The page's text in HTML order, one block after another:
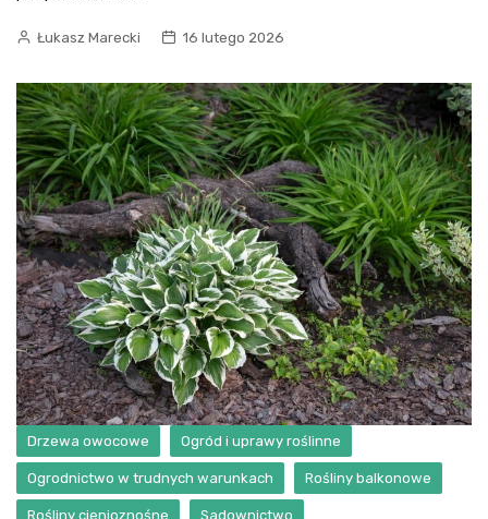
Łukasz Marecki 16 lutego 2026
Drzewa owocowe Ogród i uprawy roślinne
Ogrodnictwo w trudnych warunkach Rośliny balkonowe
Rośliny cienioznośne Sadownictwo